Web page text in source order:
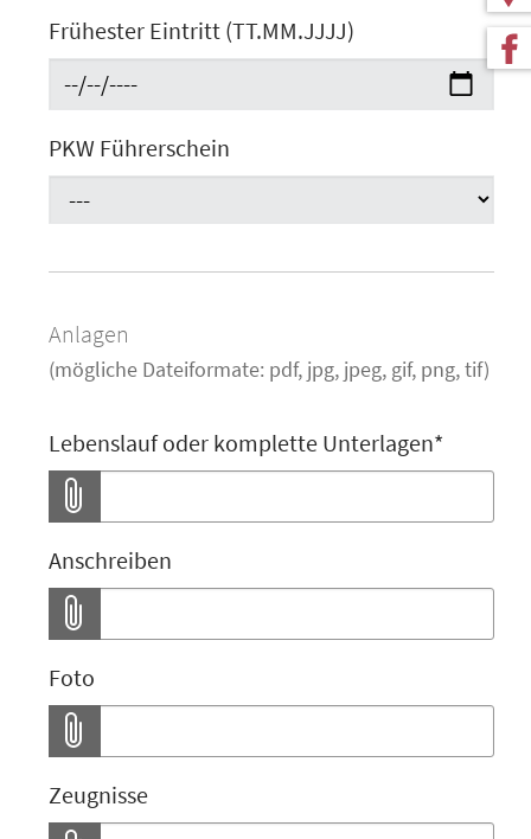
Frühester Eintritt (TT.MM.JJJJ)
PKW Führerschein
Anlagen
(mögliche Dateiformate: pdf, jpg, jpeg, gif, png, tif)
Lebenslauf oder komplette Unterlagen*
Anschreiben
Foto
Zeugnisse